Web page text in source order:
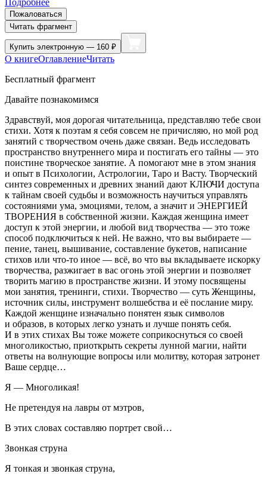
Пожаловаться
Читать фрагмент
Купить электронную — 160 ₽
О книгеОглавлениеЧитать
Бесплатный фрагмент
Давайте познакомимся
Здравствуй, моя дорогая читательница, представляю тебе свои
стихи. Хотя к поэтам я себя совсем не причисляю, но мой род
занятий с творчеством очень даже связан. Ведь исследовать
пространство внутреннего мира и постигать его тайны — это
поистине творческое занятие. А помогают мне в этом знания
и опыт в Психологии, Астрологии, Таро и Васту. Творческий
синтез современных и древних знаний дают КЛЮЧИ доступа
к тайнам своей судьбы и возможность научиться управлять
состояниями ума, эмоциями, телом, а значит и ЭНЕРГИЕЙ
ТВОРЕНИЯ в собственной жизни. Каждая женщина имеет
доступ к этой энергии, и любой вид творчества — это тоже
способ подключиться к ней. Не важно, что вы выбираете —
пение, танец, вышивание, составление букетов, написание
стихов или что-то иное — всё, во что вы вкладываете искорку
творчества, разжигает в вас огонь этой энергии и позволяет
творить магию в пространстве жизни. И этому посвящены
мои занятия, тренинги, стихи. Творчество — суть Женщины,
источник силы, инструмент волшебства и её послание миру.
Каждой женщине изначально понятен язык символов
и образов, в которых легко узнать и лучше понять себя.
И в этих стихах Вы тоже можете соприкоснуться со своей
многоликостью, приоткрыть секреты лунной магии, найти
ответы на волнующие вопросы или молитву, которая затронет
Ваше сердце…
Я — Многоликая!
Не претендуя на лавры от мэтров,
В этих словах составляю портрет свой…
Звонкая струна
Я тонкая и звонкая струна,